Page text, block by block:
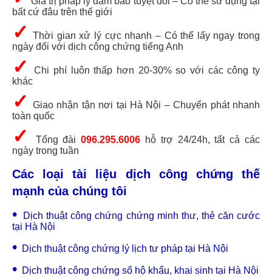
bất cứ đâu trên thế giới
✓
Thời gian xử lý cực nhanh – Có thể lấy ngay trong
ngày đối với dịch công chứng tiếng Anh
✓
Chi phí luôn thấp hơn 20-30% so với các công ty
khác
✓
Giao nhận tận nơi tại Hà Nội – Chuyển phát nhanh
toàn quốc
✓ Tổng đài096.295.6006 hỗ trợ 24/24h, tất cả các
ngày trong tuần
Các loại tài liệu dịch công chứng thế
mạnh của chúng tôi
•
Dịch thuật công chứng chứng minh thư, thẻ căn cước
tại Hà Nội
• Dịch thuật công chứng lý lịch tư pháp tại Hà Nội
• Dịch thuật công chứng sổ hộ khẩu, khai sinh tại Hà Nội